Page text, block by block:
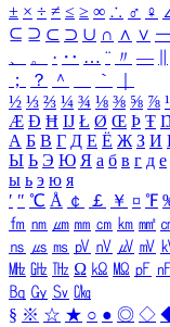
± × ÷ ≠ ≤ ≥ ∞ ∴ ♂ ♀
⊆ ⊇ ⊂ ⊃ ∪ ∩ ∧ ∨ ￢
、
。 · ‥ … ¨ 〃 ―
；
？ ＾ ｀
½ ⅓ ⅔ ¼ ¾ ⅛ ⅜ ⅝ ⅞ ¹
Æ Ð Ħ Ĳ Ł Ø Œ Þ Ŧ Ŋ
А Б В Г Д Е Ё Ж З И
Ы Ь Э Ю Я а б в г д е
ы ь э ю я
′ ″ ℃ Å ￠ ￡ ￥ ¤ ℉
㎙ ㎚ ㎛ ㎜ ㎝ ㎞ ㎟
㎱ ㎲ ㎳ ㎴ ㎵ ㎶ ㎷
㎒ ㎓ ㎔ Ω ㏀ ㏁ ㎊ ㎋
㏃ ㏉ ㏜ ㏆
§ ※ ☆ ★ ○ ● ◎ ◇